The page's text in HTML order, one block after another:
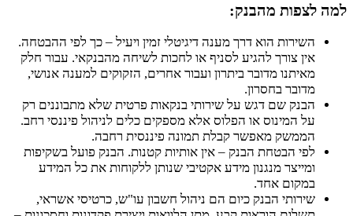
למה לצפות מהבנק:
השירות הוא דרך מענה דיגיטלי זמין ויעיל – כך לפי ההבטחה.
אין צורך להגיע לסניף או לחכות לשיחה מהבנקאי. עבור חלק
מאיתנו מדובר ביתרון ועבור אחרים, הזקוקים למענה אנושי,
מדובר בחסרון.
הבנק שם דגש על שירותי בנקאות פרטית שלא מתבוננים רק
על המינוס או הפלוס אלא מספקים כלים לניהול פיננסי רחב.
הממשק מאפשר קבלת תמונה פיננסית רחבה.
לפי הבטחת הבנק – אין אותיות קטנות. הבנק פועל בשקיפות
ומייצר מנגנון מידע אקטיבי שנותן ללקוחות את כל המידע
במקום אחד.
שירותי הבנק כיום הם ניהול חשבון עו"ש, כרטיסי אשראי,